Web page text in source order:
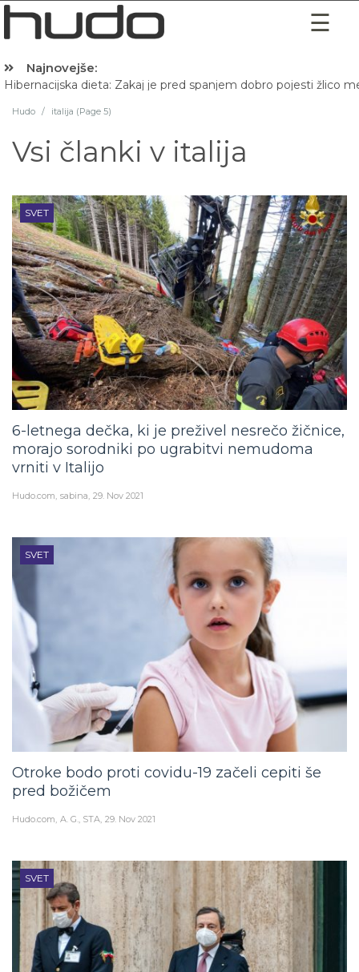
Najnovejše:
Hibernacijska dieta: Zakaj je pred spanjem dobro pojesti žlico
Hudo / italija (Page 5)
Vsi članki v italija
SVET
6-letnega dečka, ki je preživel nesrečo žičnice,
morajo sorodniki po ugrabitvi nemudoma
vrniti v Italijo
Hudo.com sabina 29. Nov 2021
SVET
Otroke bodo proti covidu-19 začeli cepiti še
pred božičem
Hudo.com A. G., STA 29. Nov 2021
SVET